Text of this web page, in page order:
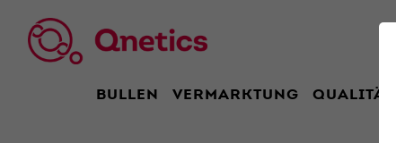
BULLEN VERMARKTUNG QUALITÄT